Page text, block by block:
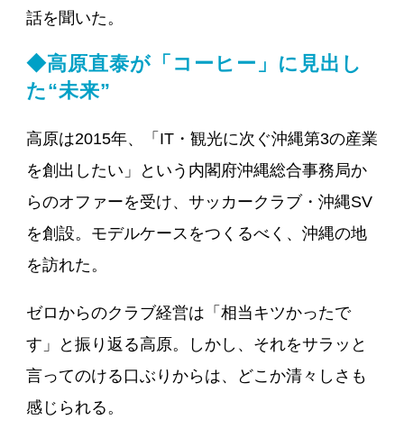
話を聞いた。
◆高原直泰が「コーヒー」に見出し
た“未来”
高原は2015年、「IT・観光に次ぐ沖縄第3の産業
を創出したい」という内閣府沖縄総合事務局か
らのオファーを受け、サッカークラブ・沖縄SV
を創設。モデルケースをつくるべく、沖縄の地
を訪れた。
ゼロからのクラブ経営は「相当キツかったで
す」と振り返る高原。しかし、それをサラッと
言ってのける口ぶりからは、どこか清々しさも
感じられる。